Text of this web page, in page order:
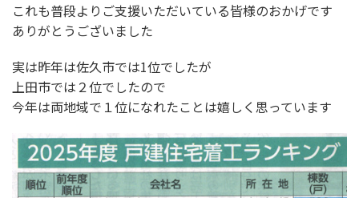
これも普段よりご支援いただいている皆様のおかげです
ありがとうございました
実は昨年は佐久市では1位でしたが
上田市では２位でしたので
今年は両地域で１位になれたことは嬉しく思っています